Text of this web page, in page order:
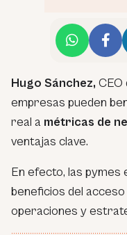
Hugo Sánchez, CEO
empresas pueden
real a métricas de
ventajas clave.
En efecto, las pymes
beneficios del
operaciones y